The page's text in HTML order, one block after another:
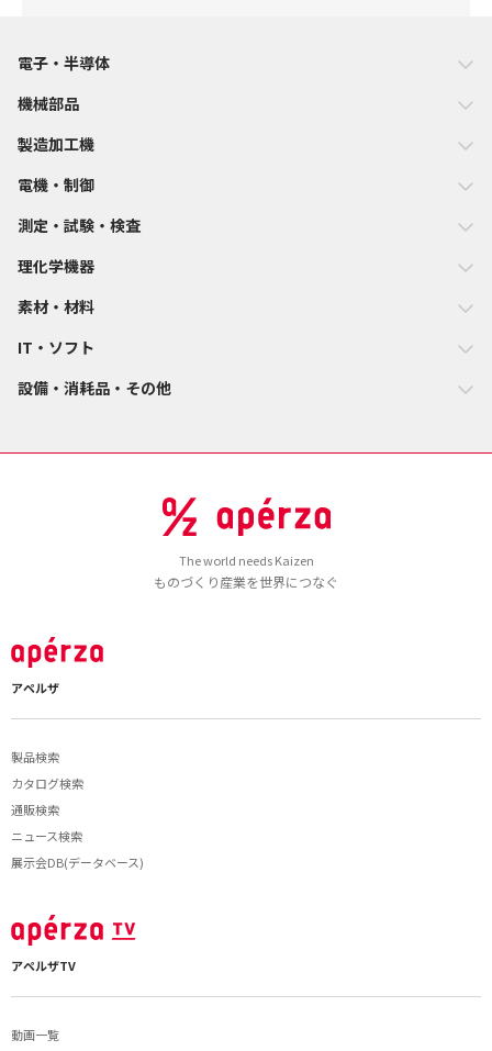
電子・半導体
機械部品
製造加工機
電機・制御
測定・試験・検査
理化学機器
素材・材料
IT・ソフト
設備・消耗品・その他
The world needs Kaizen
ものづくり産業を世界につなぐ
アペルザ
製品検索
カタログ検索
通販検索
ニュース検索
展示会DB(データベース)
アペルザTV
動画一覧